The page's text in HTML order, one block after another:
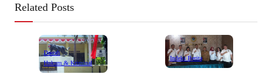
Related Posts
Daerah
Hukum & Kriminal
Indeks Berita